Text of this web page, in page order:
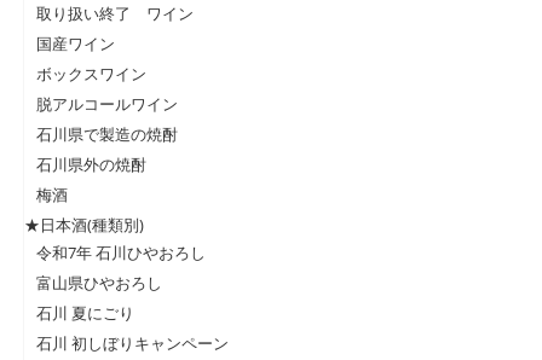
取り扱い終了 ワイン
国産ワイン
ボックスワイン
脱アルコールワイン
石川県で製造の焼酎
石川県外の焼酎
梅酒
★日本酒(種類別)
令和7年 石川ひやおろし
富山県ひやおろし
石川 夏にごり
石川 初しぼりキャンペーン